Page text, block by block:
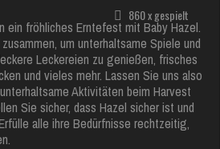
860 x gespielt
ein fröhliches Erntefest mit Baby Hazel.
um unterhaltsame Spiele und
Leckereien zu genießen, frisches
und vieles mehr. Lassen Sie uns also
Aktivitäten beim Harvest
Sie sicher, dass Hazel sicher ist und
alle ihre Bedürfnisse rechtzeitig,